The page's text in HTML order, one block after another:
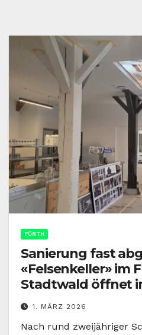
FÜRTH
Sanierung fast
«Felsenkeller» im
Stadtwald öffnet
1. MÄRZ 2026
Nach rund zweijähriger